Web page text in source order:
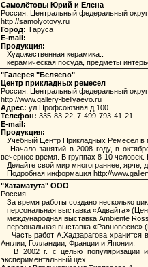
Самолётовы Юрий и Елена
Россия, Центральный федеральный
http://samolyotovy.ru
Город: Таруса
E-mail:
Продукция:
Художественная керамика..
керамическая посуда, предметы
"Галерея "Беляево"
Центр прикладных ремесел
Россия, Центральный федеральный
http://www.gallery-bellyaevo.ru
Адрес: ул.Профсоюзная д.100
Телефон: 335-83-22, 7-499-793-41-21
E-mail:
Продукция:
Учебный Центр Прикладных Ремесел в
Начало занятий в 2008 году, в
вечернее время. В группах 8-10 человек.
Делайте свой мир многограннее, ярче,
Подробная информация http://
"Хатаматута" ООО
Россия
За время работы создано несколько
персональная выставка «Адвайта»
международная выставка Ambiente
персональная выставка «Равновесие»
Часть работ А.Хадзарагова хранится
Англии, Голландии, Франции и Японии.
В 2002 г. с целью популяризации и
экспериментальный цех.